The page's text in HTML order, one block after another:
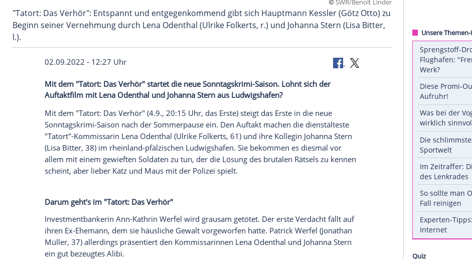
SWR/Benoît Linder
"Tatort: Das Verhör": Entspannt und entgegenkommend gibt sich Hauptmann Kessler (Götz Otto) zu
Beginn seiner Vernehmung durch Lena Odenthal (Ulrike Folkerts, r.) und Johanna Stern (Lisa Bitter,
02.09.2022 - 12:27 Uhr
Mit dem "Tatort: Das Verhör" startet die neue Sonntagskrimi-Saison. Lohnt sich der
Auftaktfilm mit Lena Odenthal und Johanna Stern aus Ludwigshafen?
Mit dem "Tatort: Das Verhör" (4.9., 20:15 Uhr, das Erste) steigt das Erste in die neue
Sonntagskrimi-Saison nach der Sommerpause ein. Den Auftakt machen die dienstälteste